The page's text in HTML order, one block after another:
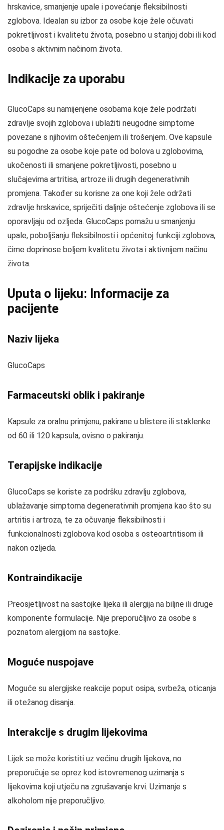
hrskavice, smanjenje upale i povećanje fleksibilnosti
zglobova. Idealan su izbor za osobe koje žele očuvati
pokretljivost i kvalitetu života, posebno u starijoj dobi ili kod
osoba s aktivnim načinom života.
Indikacije za uporabu
GlucoCaps su namijenjene osobama koje žele podržati
zdravlje svojih zglobova i ublažiti neugodne simptome
povezane s njihovim oštećenjem ili trošenjem. Ove kapsule
su pogodne za osobe koje pate od bolova u zglobovima,
ukočenosti ili smanjene pokretljivosti, posebno u
slučajevima artritisa, artroze ili drugih degenerativnih
promjena. Također su korisne za one koji žele održati
zdravlje hrskavice, spriječiti daljnje oštećenje zglobova ili se
oporavljaju od ozljeda. GlucoCaps pomažu u smanjenju
upale, poboljšanju fleksibilnosti i općenitoj funkciji zglobova,
čime doprinose boljem kvalitetu života i aktivnijem načinu
života.
Uputa o lijeku: Informacije za
pacijente
Naziv lijeka
GlucoCaps
Farmaceutski oblik i pakiranje
Kapsule za oralnu primjenu, pakirane u blistere ili staklenke
od 60 ili 120 kapsula, ovisno o pakiranju.
Terapijske indikacije
GlucoCaps se koriste za podršku zdravlju zglobova,
ublažavanje simptoma degenerativnih promjena kao što su
artritis i artroza, te za očuvanje fleksibilnosti i
funkcionalnosti zglobova kod osoba s osteoartritisom ili
nakon ozljeda.
Kontraindikacije
Preosjetljivost na sastojke lijeka ili alergija na biljne ili druge
komponente formulacije. Nije preporučljivo za osobe s
poznatom alergijom na sastojke.
Moguće nuspojave
Moguće su alergijske reakcije poput osipa, svrbeža, oticanja
ili otežanog disanja.
Interakcije s drugim lijekovima
Lijek se može koristiti uz većinu drugih lijekova, no
preporučuje se oprez kod istovremenog uzimanja s
lijekovima koji utječu na zgrušavanje krvi. Uzimanje s
alkoholom nije preporučljivo.